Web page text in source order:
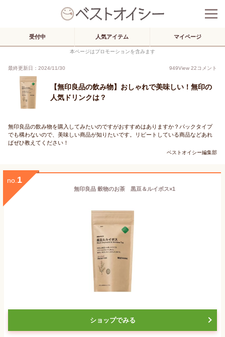
受付中 人気アイテム マイページ
本ページはプロモーションを含みます
最終更新日：2024/11/30 949View 22コメント
【無印良品の飲み物】おしゃれで美味しい！無印の
人気ドリンクは？
無印良品の飲み物を購入してみたいのですがおすすめはありますか？パックタイプ
でも構わないので、美味しい商品が知りたいです。リピートしている商品などあれ
ばぜひ教えてください！
ベストオイシー編集部
no. 1
無印良品 穀物のお茶 黒豆＆ルイボス×1
ショップでみる